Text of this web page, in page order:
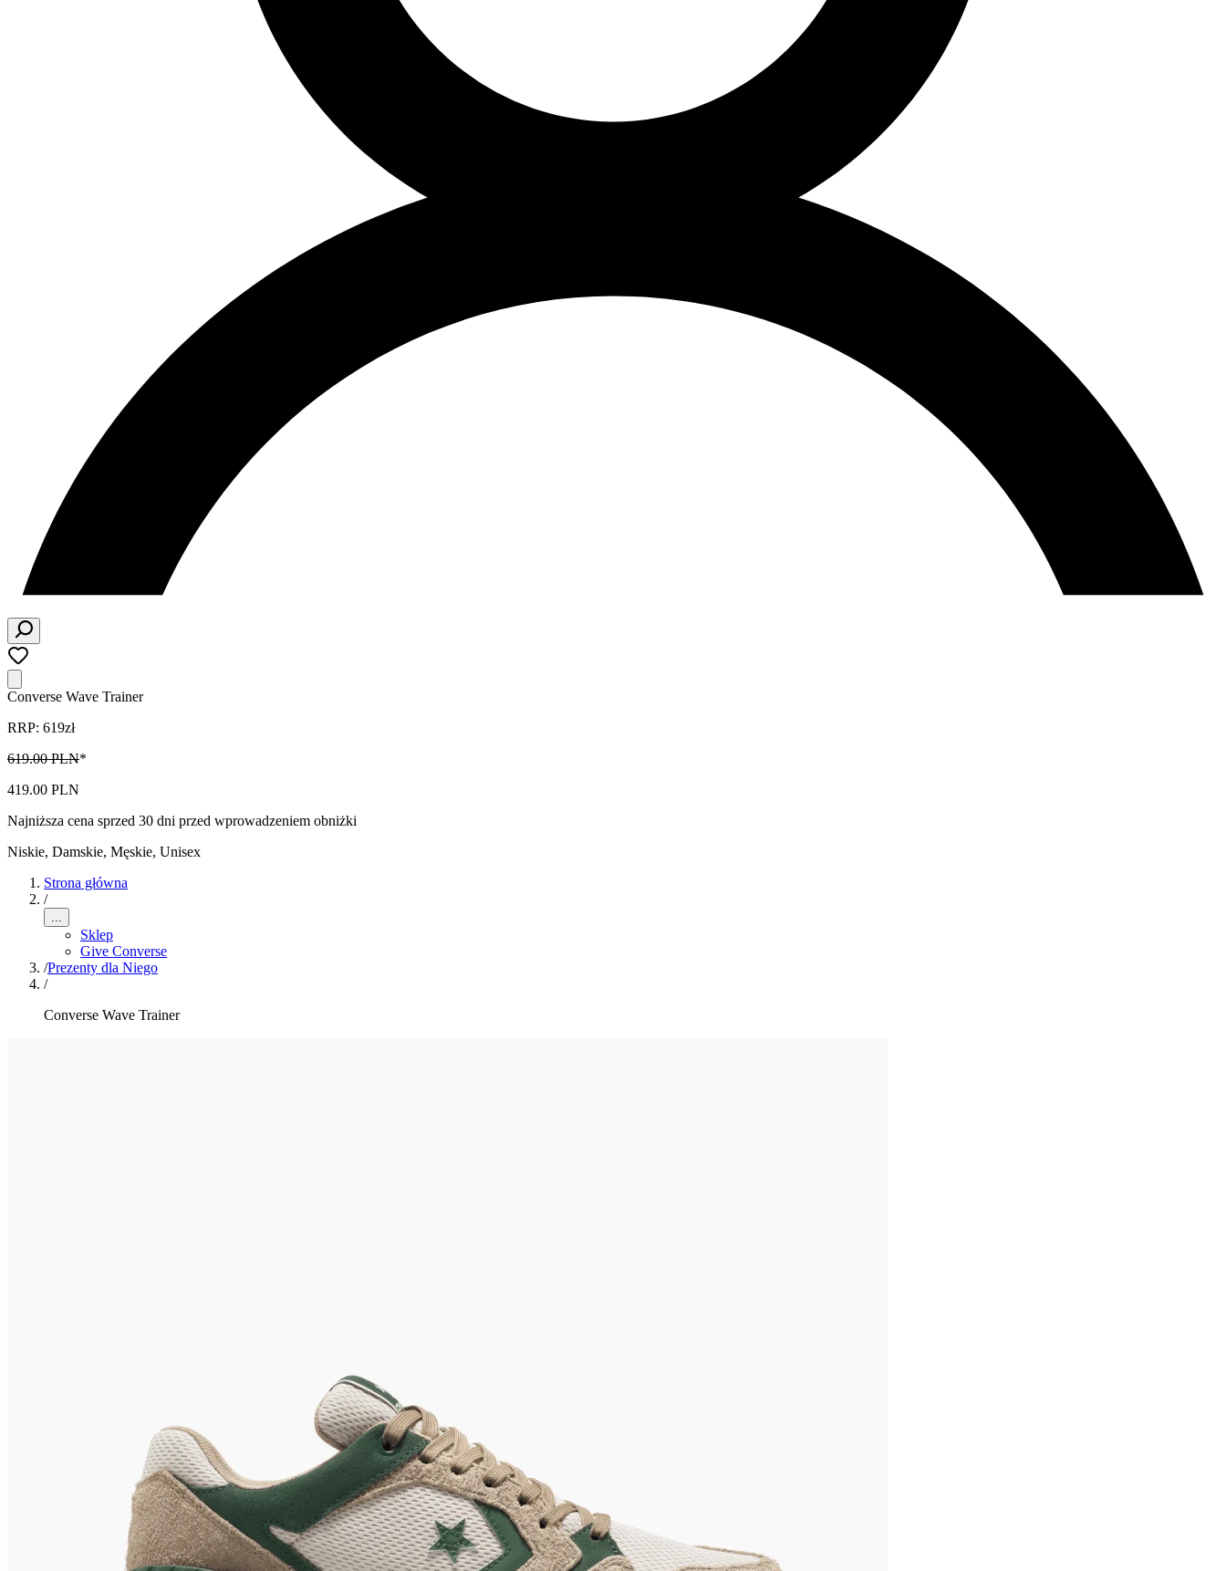
Converse Wave Trainer
RRP: 619zł
619.00 PLN*
419.00 PLN
Najniższa cena sprzed 30 dni przed wprowadzeniem obniżki
Niskie, Damskie, Męskie, Unisex
Strona główna
/
...
Sklep
Give Converse
/Prezenty dla Niego
/
Converse Wave Trainer